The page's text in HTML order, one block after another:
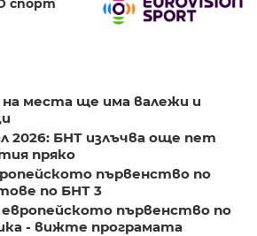
на места ще има валежи и
2026: БНТ излъчва още пет
пряко
първенство по
по БНТ 3
европейското първенство по
- вижте програмата